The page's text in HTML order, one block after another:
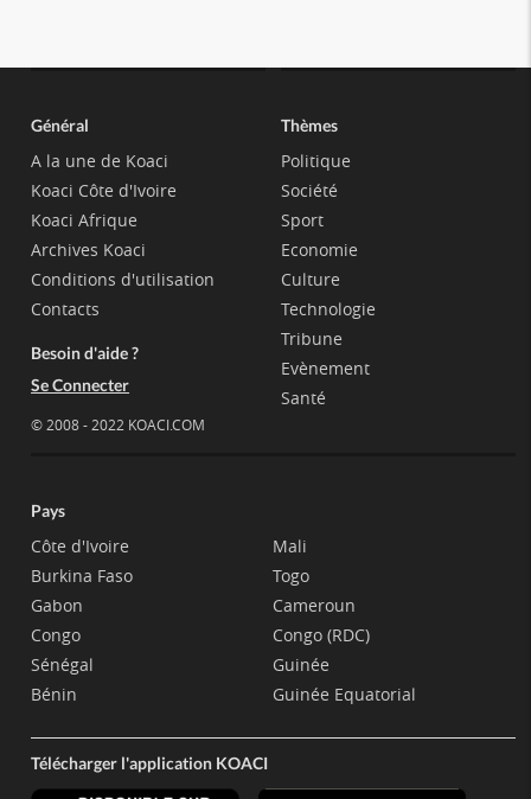
Général
A la une de Koaci
Koaci Côte d'Ivoire
Koaci Afrique
Archives Koaci
Conditions d'utilisation
Contacts
Besoin d'aide ?
Se Connecter
© 2008 - 2022 KOACI.COM
Thèmes
Politique
Société
Sport
Economie
Culture
Technologie
Tribune
Evènement
Santé
Pays
Côte d'Ivoire
Burkina Faso
Gabon
Congo
Sénégal
Bénin
Mali
Togo
Cameroun
Congo (RDC)
Guinée
Guinée Equatorial
Télécharger l'application KOACI